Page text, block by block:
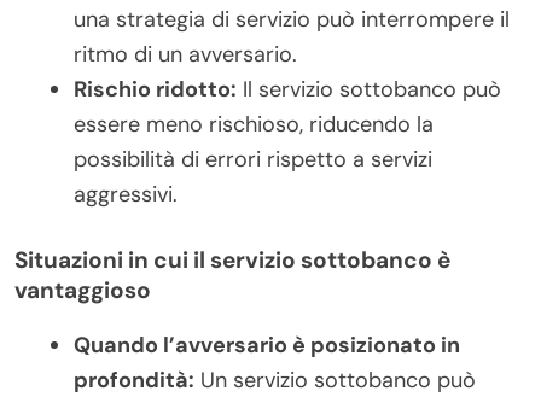
una strategia di servizio può interrompere il
ritmo di un avversario.
Rischio ridotto: Il servizio sottobanco può
essere meno rischioso, riducendo la
possibilità di errori rispetto a servizi
aggressivi.
Situazioni in cui il servizio sottobanco è
vantaggioso
Quando l’avversario è posizionato in
profondità: Un servizio sottobanco può